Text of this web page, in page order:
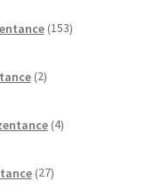
153izdelkov
2izdelka
4izdelki
27izdelkov